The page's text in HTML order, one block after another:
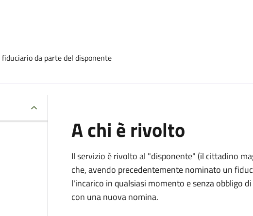
da parte del disponente
A chi è rivolto
Il servizio è rivolto al "disponente" (il cittadino
che, avendo precedentemente nominato un
l'incarico in qualsiasi momento e senza obbligo
con una nuova nomina.